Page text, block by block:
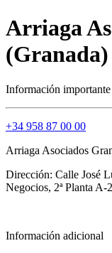
Arriaga
(Granada)
Información importante
+34 958 87 00 00
Arriaga Asociados
Dirección: Calle José
Negocios, 2ª Planta A-
Información adicional